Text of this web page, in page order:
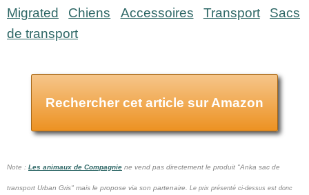
Migrated
Chiens Accessoires Transport
Sacs
de transport
Rechercher cet article sur Amazon
Note : Les animaux de Compagnie ne vend pas directement le produit "Anka sac de
transport Urban Gris" mais le propose via son partenaire. Le prix présenté ci-dessus est donc